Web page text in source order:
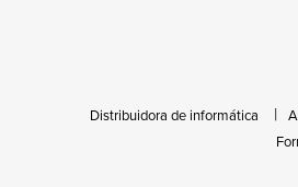
Distribuidora de informática